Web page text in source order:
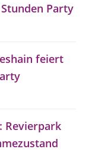
Party
feiert
Revierpark